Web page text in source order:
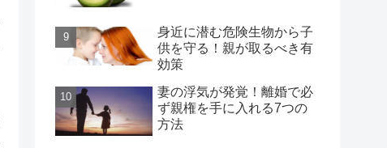
身近に潜む危険生物から子
供を守る！親が取るべき有
効策
妻の浮気が発覚！離婚で必
ず親権を手に入れる7つの
方法